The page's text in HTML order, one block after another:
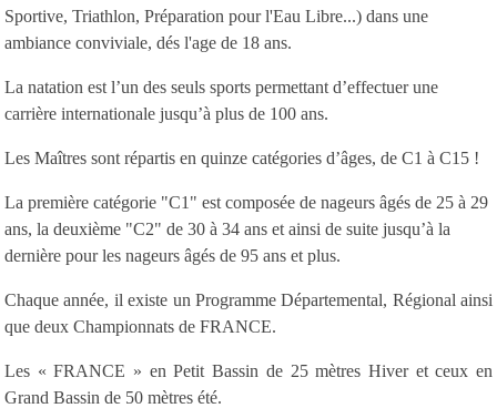
Sportive, Triathlon, Préparation pour l'Eau Libre...) dans une
ambiance conviviale, dés l'age de 18 ans.
La natation est l’un des seuls sports permettant d’effectuer une
carrière internationale jusqu’à plus de 100 ans.
Les Maîtres sont répartis en quinze catégories d’âges, de C1 à C15 !
La première catégorie "C1" est composée de nageurs âgés de 25 à 29
ans, la deuxième "C2" de 30 à 34 ans et ainsi de suite jusqu’à la
dernière pour les nageurs âgés de 95 ans et plus.
Chaque année, il existe un Programme Départemental, Régional ainsi
que deux Championnats de FRANCE.
Les « FRANCE » en Petit Bassin de 25 mètres Hiver et ceux en
Grand Bassin de 50 mètres été.